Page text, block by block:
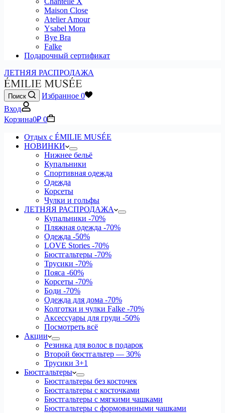
Maison Close
Atelier Amour
Ysabel Mora
Bye Bra
Falke
Подарочный сертификат
ЛЕТНЯЯ РАСПРОДАЖА
Поиск Избранное 0
Вход
Корзина0₽ 0
Отдых с ÉMILIE MUSÉE
НОВИНКИ
Нижнее бельё
Купальники
Спортивная одежда
Одежда
Корсеты
Чулки и гольфы
ЛЕТНЯЯ РАСПРОДАЖА
Купальники -70%
Пляжная одежда -70%
Одежда -50%
LOVE Stories -70%
Бюстгальтеры -70%
Трусики -70%
Пояса -60%
Корсеты -70%
Боди -70%
Одежда для дома -70%
Колготки и чулки Falke -70%
Аксессуары для груди -50%
Посмотреть всё
Акции
Резинка для волос в подарок
Второй бюстгальтер — 30%
Трусики 3+1
Бюстгальтеры
Бюстгальтеры без косточек
Бюстгальтеры с косточками
Бюстгальтеры с мягкими чашками
Бюстгальтеры с формованными чашками